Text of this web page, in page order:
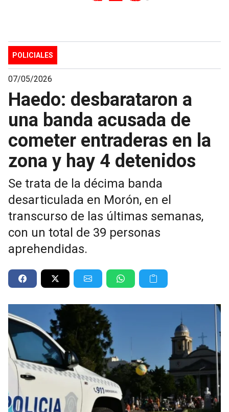
POLICIALES
07/05/2026
Haedo: desbarataron a
una banda acusada de
cometer entraderas en la
zona y hay 4 detenidos
Se trata de la décima banda
desarticulada en Morón, en el
transcurso de las últimas semanas,
con un total de 39 personas
aprehendidas.